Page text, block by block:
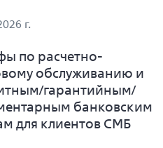
г.
по расчетно-
обслуживанию и
гарантийным/
банковским
для клиентов СМБ